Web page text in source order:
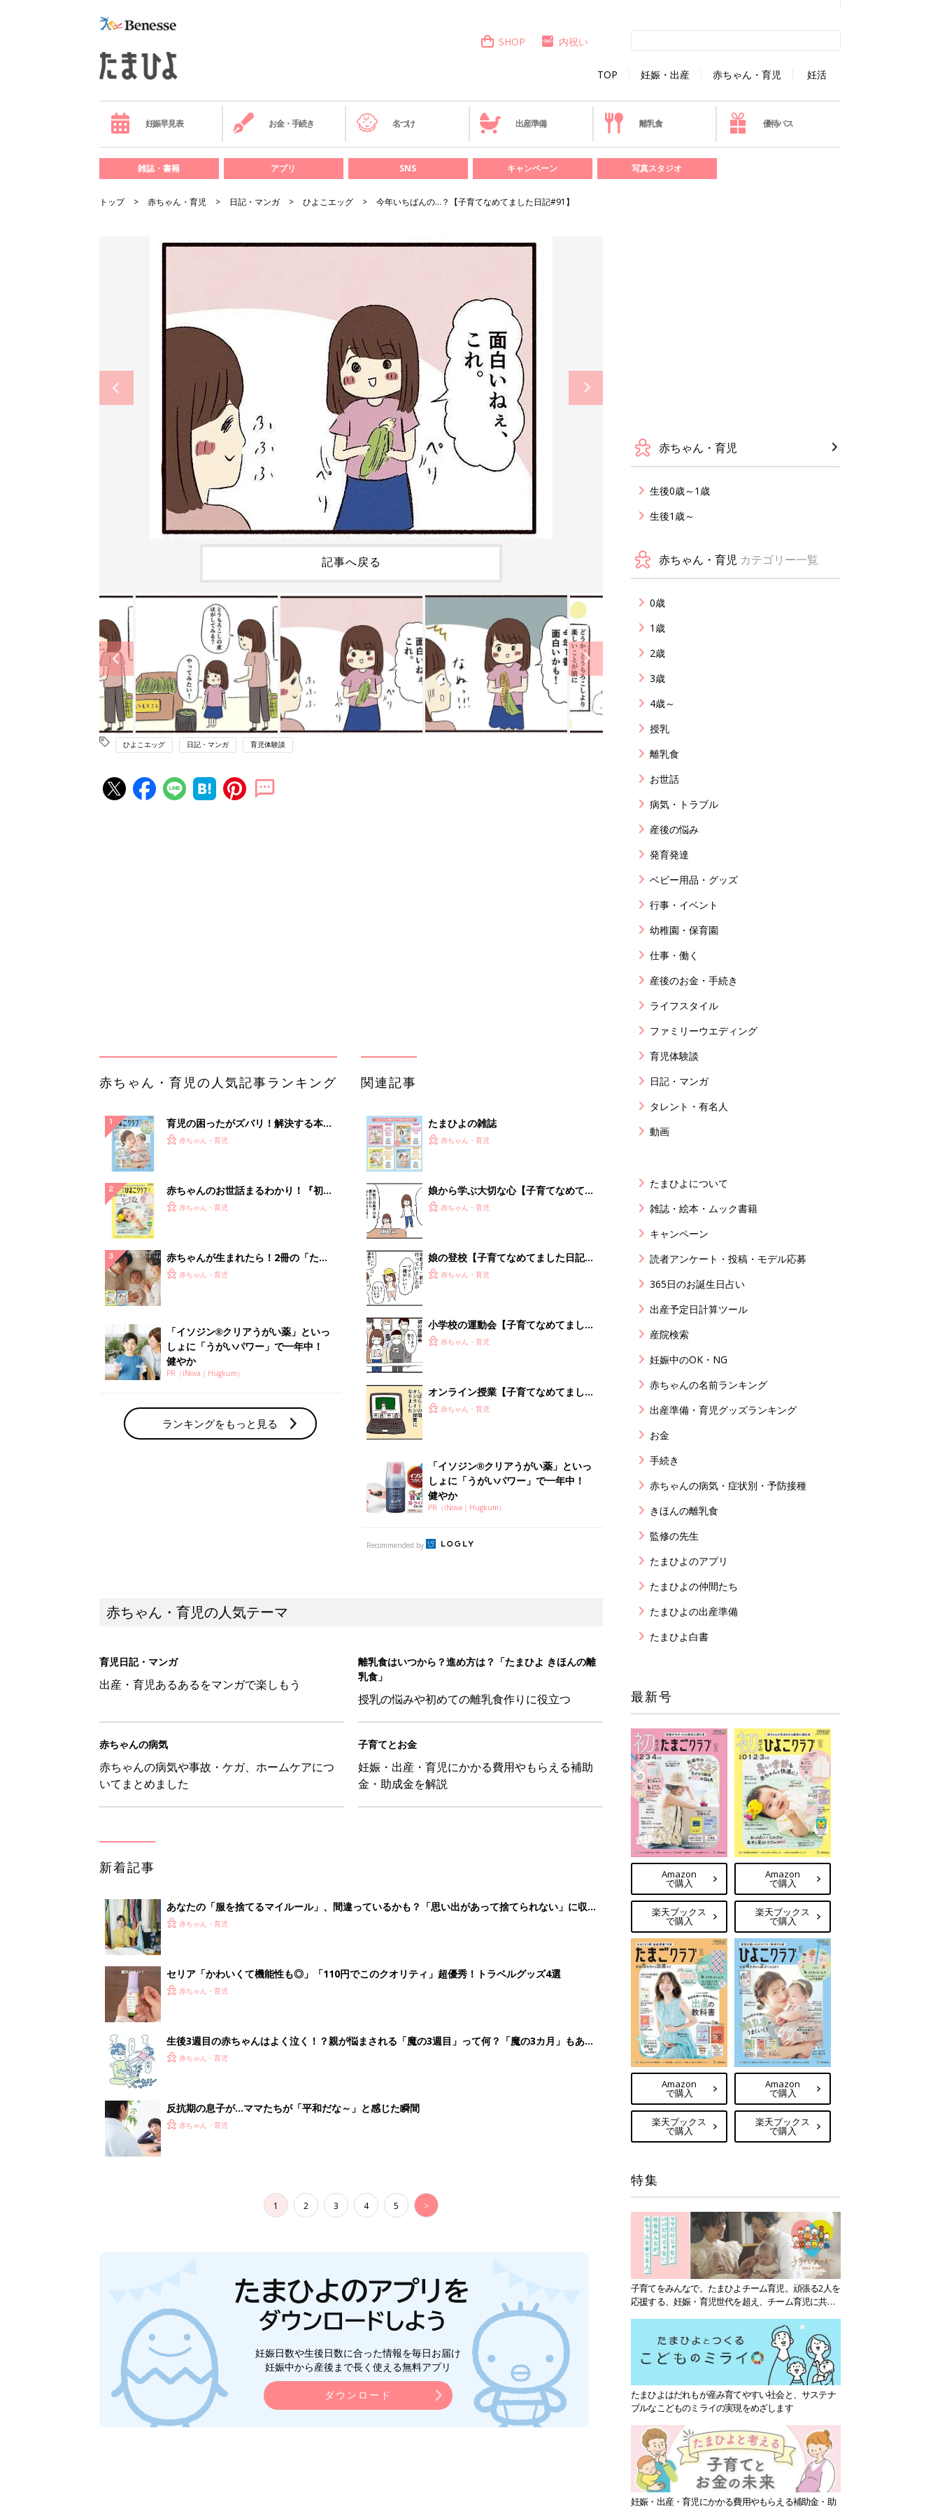
TOP 妊娠・出産 赤ちゃん・育児 妊活
SHOP 内祝い
妊娠早見表 お金・手続き 名づけ 出産準備 離乳食 優待パス
雑誌・書籍 アプリ SNS キャンペーン 写真スタジオ
トップ 赤ちゃん・育児 日記・マンガ ひよこエッグ 今年いちばんの…？【子育てなめてました日記#91】
記事へ戻る
ひよこエッグ 日記・マンガ 育児体験談
しょに「うがいパワー」で一年中！
健やか
PR（iNova｜Hugkum）
ランキングをもっと見る
しょに「うがいパワー」で一年中！
健やか
PR（iNova｜Hugkum）
赤ちゃん・育児の人気テーマ
育児日記・マンガ
離乳食はいつから？進め方は？「たまひよ きほんの離
授乳の悩みや初めての離乳食作りに役立つ
子育てとお金
妊娠・出産・育児にかかる費用やもらえる補助
金・助成金を解説
あなたの「服を捨てるマイルール」、間違っているかも？「思い出があって捨てられない」に収納
スタイリストが喝！
赤ちゃん・育児
セリア「かわいくて機能性も◎」「110円でこのクオリティ」超優秀！トラベルグッズ4選
赤ちゃん・育児
生後3週目の赤ちゃんはよく泣く！？親が悩まされる「魔の3週目」って何？「魔の3カ月」もある
1 2 3 4 5 >
赤ちゃん・育児
生後0歳～1歳
生後1歳～
赤ちゃん・育児 カテゴリー一覧
0歳
1歳
2歳
3歳
4歳～
授乳
離乳食
お世話
病気・トラブル
産後の悩み
発育発達
ベビー用品・グッズ
行事・イベント
幼稚園・保育園
仕事・働く
産後のお金・手続き
ライフスタイル
ファミリーウエディング
育児体験談
日記・マンガ
タレント・有名人
動画
たまひよについて
雑誌・絵本・ムック書籍
キャンペーン
読者アンケート・投稿・モデル応募
365日のお誕生日占い
出産予定日計算ツール
産院検索
妊娠中のOK・NG
赤ちゃんの名前ランキング
出産準備・育児グッズランキング
お金
手続き
赤ちゃんの病気・症状別・予防接種
きほんの離乳食
監修の先生
たまひよのアプリ
たまひよの仲間たち
たまひよの出産準備
たまひよ白書
最新号
Amazon
で購入
楽天ブックス
で購入
Amazon
で購入
楽天ブックス
で購入
Amazon
で購入
楽天ブックス
で購入
Amazon
で購入
楽天ブックス
で購入
特集
子育てをみんなで。たまひよチーム育児。頑張る2人を
応援する、妊娠・育児世代を超え、チーム育児に共感
たまひよはだれもが産み育てやすい社会と、サステナ
ブルなこどものミライの実現をめざします
妊娠・出産・育児にかかる費用やもらえる補助金・助